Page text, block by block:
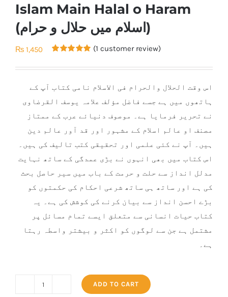
Islam Main Halal o Haram
(اسلام میں حلال و حرام)
₨ 1,450
out of 5
rating
(1 customer review)
اس وقت الحلال والحرام فی الاسلام نامی کتاب آپ کے
ہاتھوں میں ہے جسے فاضل مؤلف علامہ یوسف القرضاوی
نے تحریر فرمایا ہے۔ موصوف دنیائے عرب کے ممتاز
مصنف او عالم اسلام کے مشہور اور قد آور عالم دین
ہیں۔ آپ نے کئی علمی اور تحقیقی کتب تالیف کی ہیں۔
اس کتاب میں بھی انہوں نے بڑی عمدگی کے ساتھ نہایت
مدلل انداز سے حلت و حرمت کے باب میں سیر حاصل بحث
کی ہے اور ساتھ ہی ساتھ شرعی احکام کی حکمتوں کو
بڑے احسن انداز سے بیان کرنے کی کوشش کی ہے۔ یہ
کتاب حیات انسانی سے متعلق ایسے تمام مسائل پر
مشتمل ہے جن سے لوگوں کو اکثر و بیشتر واسطہ رہتا
ہے۔
ADD TO CART